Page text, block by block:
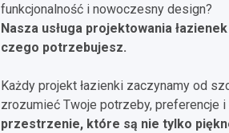
funkcjonalność i nowoczesny design?
Nasza usługa projektowania
czego potrzebujesz.
Każdy projekt łazienki zaczynamy od
zrozumieć Twoje potrzeby, preferencje i
przestrzenie, które są nie tylko